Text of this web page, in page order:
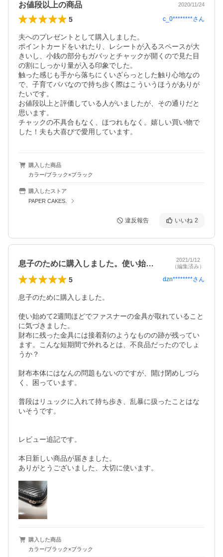
お値段以上の商品 2020/11/24
5 c_0********さん
夫へのプレゼントとして購入しました。
ポイントカードをいれたり、レシートが入るスペースが大
きいし、小銭の部分もガバッとチャックが開くので見た目
の割にしっかり量が入る印象でした。
触った感じも手から落ちにくいざらっとした触り心地なの
で、子育てパパなので持ち歩く際はこういうほうがありが
たいです。
お値段以上と評価している人がいましたが、その通りだと
思います。
チャックの不具合もなく、ほつれもなく。嬉しい買い物で
した！夫も大喜びで愛用しています。
購入した商品
カラー/ブラック×ブラック
購入したストア
PAPER CAKES.
違反報告 いいね 2
息子のために購入しました。使い始めて2…
2021/1/12
（編集済み）
5 dzn********さん
息子のために購入しました。
使い始めて2週間ほどでファスナーの金具が取れていること
に気づきました。
財布に残った金具には接着剤のようなものの跡が残ってい
ます。こんな短期間で外れるとは、不良品だったのでしょ
うか？
財布本体にはなんの問題もないのですが、開け閉めしづら
く、困っています。
普段はリュックに入れて持ち歩き、乱暴に扱ったことはな
いそうです。
レビュー追記です。
本日新しい商品が届きました。
ありがとうございました、大切に使います。
購入した商品
カラー/ブラック×ブラック